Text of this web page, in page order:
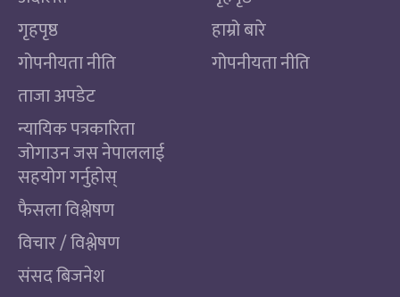
गृहपृष्ठ
गोपनीयता नीति
ताजा अपडेट
न्यायिक पत्रकारिता
जोगाउन जस नेपाललाई
सहयोग गर्नुहोस्
फैसला विश्लेषण
विचार / विश्लेषण
संसद बिजनेश
हाम्रो बारे
गोपनीयता नीति